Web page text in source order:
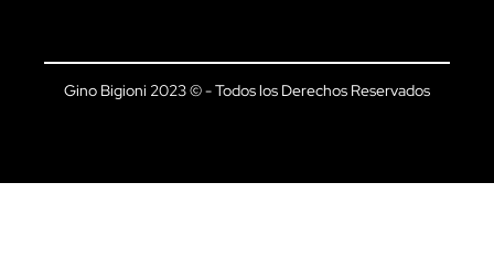
Gino Bigioni 2023 © - Todos los Derechos Reservados